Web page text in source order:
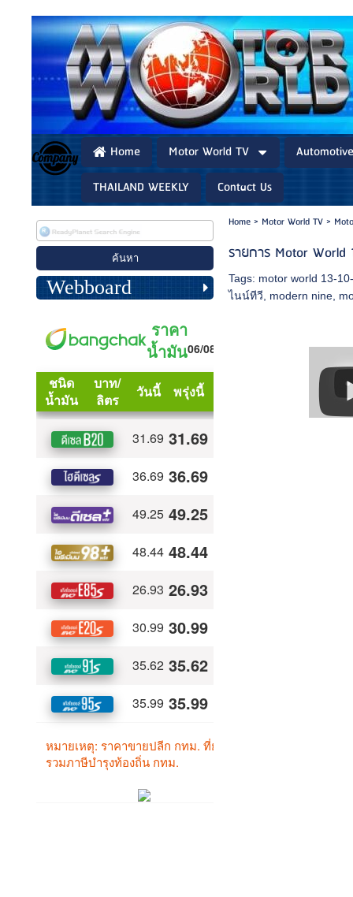
Home Motor World TV
THAILAND WEEKLY
Contact Us
Webboard
Home> Motor World TV>
รายการ Motor World
Tags: motor world 13-
ไนน์ทีวี
modern nine